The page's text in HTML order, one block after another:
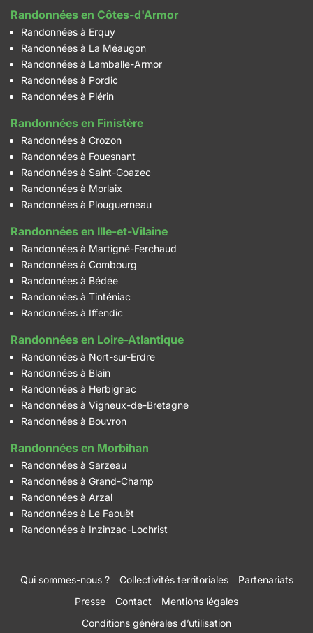
Randonnées en Côtes-d'Armor
Randonnées à Erquy
Randonnées à La Méaugon
Randonnées à Lamballe-Armor
Randonnées à Pordic
Randonnées à Plérin
Randonnées en Finistère
Randonnées à Crozon
Randonnées à Fouesnant
Randonnées à Saint-Goazec
Randonnées à Morlaix
Randonnées à Plouguerneau
Randonnées en Ille-et-Vilaine
Randonnées à Martigné-Ferchaud
Randonnées à Combourg
Randonnées à Bédée
Randonnées à Tinténiac
Randonnées à Iffendic
Randonnées en Loire-Atlantique
Randonnées à Nort-sur-Erdre
Randonnées à Blain
Randonnées à Herbignac
Randonnées à Vigneux-de-Bretagne
Randonnées à Bouvron
Randonnées en Morbihan
Randonnées à Sarzeau
Randonnées à Grand-Champ
Randonnées à Arzal
Randonnées à Le Faouët
Randonnées à Inzinzac-Lochrist
Qui sommes-nous ? Collectivités territoriales
Partenariats
Presse
Contact
Mentions légales
Conditions générales d’utilisation